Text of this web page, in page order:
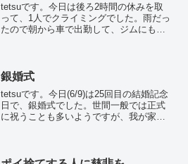
tetsuです。今日は後ろ2時間の休みを取
って、1人でクライミングでした。雨だっ
たので朝から車で出勤して、ジムにも車
した。次回...
銀婚式
tetsuです。今日(6/9)は25回目の結婚記念
日で、銀婚式でした。世間一般では正式
に祝うことも多いようですが、我が家は
で、行きつけ...